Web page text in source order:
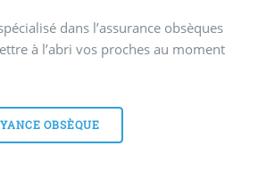
dans l’assurance obsèques
à l’abri vos proches au moment
OBSÈQUE